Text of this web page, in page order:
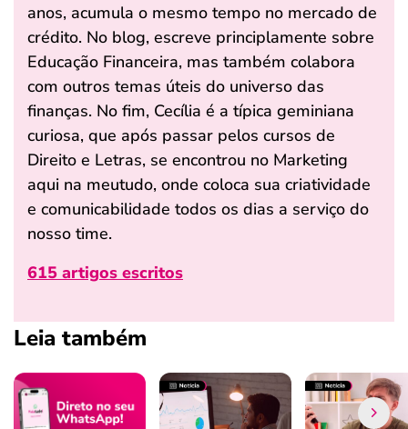
anos, acumula o mesmo tempo no mercado de
crédito. No blog, escreve principlamente sobre
Educação Financeira, mas também colabora
com outros temas úteis do universo das
finanças. No fim, Cecília é a típica geminiana
curiosa, que após passar pelos cursos de
Direito e Letras, se encontrou no Marketing
aqui na meutudo, onde coloca sua criatividade
e comunicabilidade todos os dias a serviço do
nosso time.
615 artigos escritos
Leia também